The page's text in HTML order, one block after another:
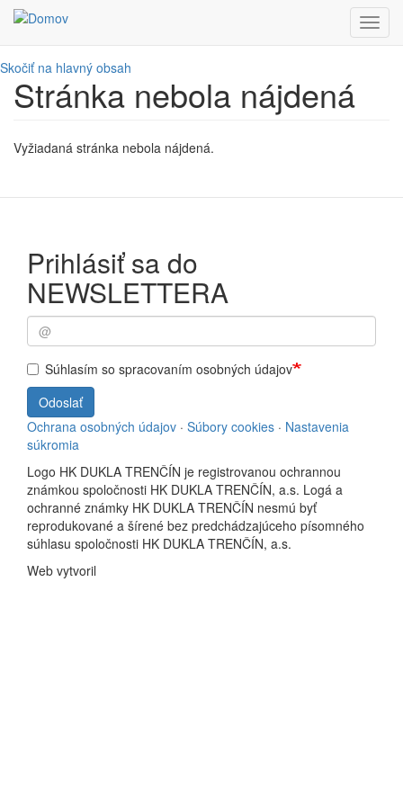
Skočiť na hlavný obsah
Stránka nebola nájdená
Vyžiadaná stránka nebola nájdená.
Prihlásiť sa do
NEWSLETTERA
Súhlasím so spracovaním osobných údajov
Odoslať
Ochrana osobných údajov · Súbory cookies · Nastavenia
súkromia
Logo HK DUKLA TRENČÍN je registrovanou ochrannou
známkou spoločnosti HK DUKLA TRENČÍN, a.s. Logá a
ochranné známky HK DUKLA TRENČÍN nesmú byť
reprodukované a šírené bez predchádzajúceho písomného
súhlasu spoločnosti HK DUKLA TRENČÍN, a.s.
Web vytvoril